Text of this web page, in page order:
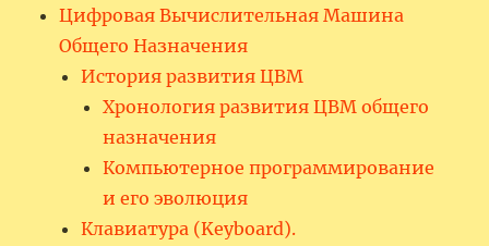
Цифровая Вычислительная Машина
Общего Назначения
История развития ЦВМ
Хронология развития ЦВМ общего
назначения
Компьютерное программирование
и его эволюция
Клавиатура (Keyboard).